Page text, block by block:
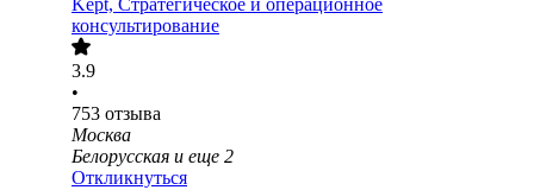
Kept, Стратегическое и операционное
консультирование
3.9
•
753 отзыва
Москва
Белорусская и еще 2
Откликнуться